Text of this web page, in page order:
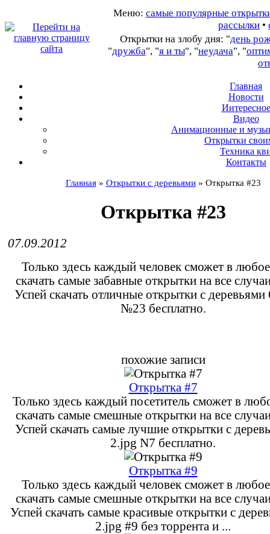
Меню: самые популярные
рассылки •
Открытки на злобу дня: "день
"дружба", "я и ты", "неудача", "
Главная
Новости
Интересное
Видео
Анимационные и
Открытки
Техника
Контакты
Главная» Открытки с деревьями» Открытка #23
Открытка #23
07.09.2012
Только здесь каждый человек сможет в
скачать самые забавные открытки на все
Успей скачать отличные открытки с
№23 бесплатно.
похожие записи
Открытка #7
Только здесь каждый посетитель сможет в
скачать самые смешные открытки на все
Успей скачать самые лучшие открытки с
2.jpg N7 бесплатно.
Открытка #9
Только здесь каждый человек сможет в
скачать самые смешные открытки на все
Успей скачать самые красивые открытки с
2.jpg #9 без торрента и ...